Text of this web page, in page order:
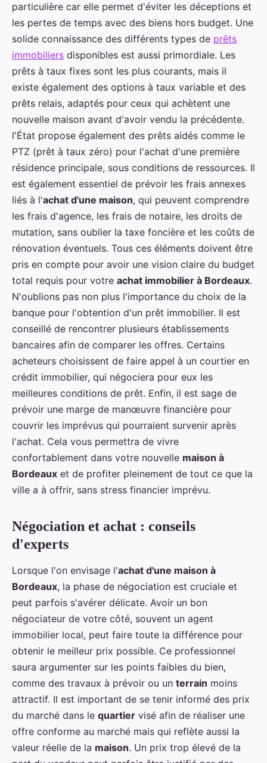
particulière car elle permet d'éviter les déceptions et
les pertes de temps avec des biens hors budget. Une
solide connaissance des différents types de prêts
immobiliers disponibles est aussi primordiale. Les
prêts à taux fixes sont les plus courants, mais il
existe également des options à taux variable et des
prêts relais, adaptés pour ceux qui achètent une
nouvelle maison avant d'avoir vendu la précédente.
l'État propose également des prêts aidés comme le
PTZ (prêt à taux zéro) pour l'achat d'une première
résidence principale, sous conditions de ressources. Il
est également essentiel de prévoir les frais annexes
liés à l'achat d'une maison, qui peuvent comprendre
les frais d'agence, les frais de notaire, les droits de
mutation, sans oublier la taxe foncière et les coûts de
rénovation éventuels. Tous ces éléments doivent être
pris en compte pour avoir une vision claire du budget
total requis pour votre achat immobilier à Bordeaux.
N'oublions pas non plus l'importance du choix de la
banque pour l'obtention d'un prêt immobilier. Il est
conseillé de rencontrer plusieurs établissements
bancaires afin de comparer les offres. Certains
acheteurs choisissent de faire appel à un courtier en
crédit immobilier, qui négociera pour eux les
meilleures conditions de prêt. Enfin, il est sage de
prévoir une marge de manœuvre financière pour
couvrir les imprévus qui pourraient survenir après
l'achat. Cela vous permettra de vivre
confortablement dans votre nouvelle maison à
Bordeaux et de profiter pleinement de tout ce que la
ville a à offrir, sans stress financier imprévu.
Négociation et achat : conseils
d'experts
Lorsque l'on envisage l'achat d'une maison à
Bordeaux, la phase de négociation est cruciale et
peut parfois s'avérer délicate. Avoir un bon
négociateur de votre côté, souvent un agent
immobilier local, peut faire toute la différence pour
obtenir le meilleur prix possible. Ce professionnel
saura argumenter sur les points faibles du bien,
comme des travaux à prévoir ou un terrain moins
attractif. Il est important de se tenir informé des prix
du marché dans le quartier visé afin de réaliser une
offre conforme au marché mais qui reflète aussi la
valeur réelle de la maison. Un prix trop élevé de la